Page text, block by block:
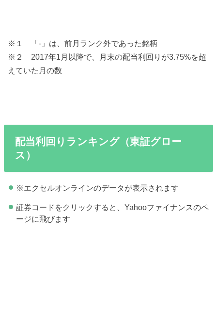
※１ 「-」は、前月ランク外であった銘柄
※２ 2017年1月以降で、月末の配当利回りが3.75%を超
えていた月の数
配当利回りランキング（東証グロー
ス）
※エクセルオンラインのデータが表示されます
証券コードをクリックすると、Yahooファイナンスのペ
ージに飛びます